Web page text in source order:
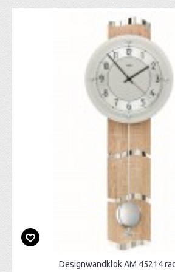
Designwandklok AM 45214